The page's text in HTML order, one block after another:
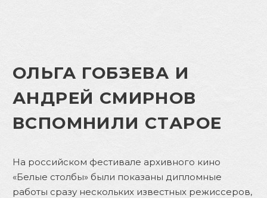
ОЛЬГА ГОБЗЕВА И
АНДРЕЙ СМИРНОВ
ВСПОМНИЛИ СТАРОЕ
На российском фестивале архивного кино
«Белые столбы» были показаны дипломные
работы сразу нескольких известных режиссеров,